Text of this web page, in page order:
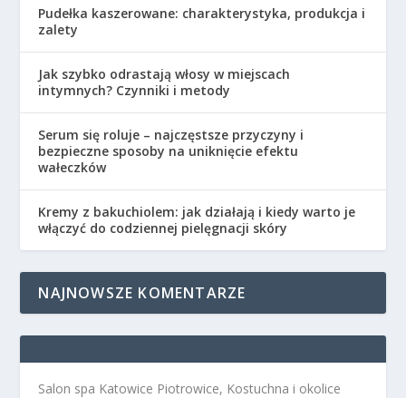
Pudełka kaszerowane: charakterystyka, produkcja i
zalety
Jak szybko odrastają włosy w miejscach
intymnych? Czynniki i metody
Serum się roluje – najczęstsze przyczyny i
bezpieczne sposoby na uniknięcie efektu
wałeczków
Kremy z bakuchiolem: jak działają i kiedy warto je
włączyć do codziennej pielęgnacji skóry
NAJNOWSZE KOMENTARZE
Salon spa Katowice Piotrowice, Kostuchna i okolice